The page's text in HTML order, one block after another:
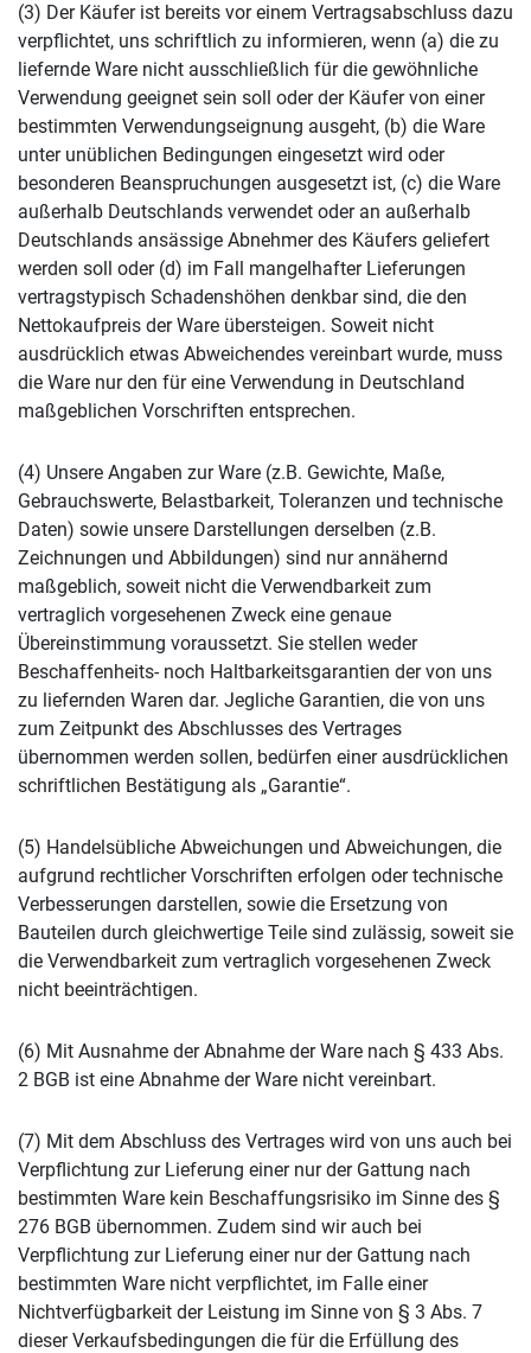
(3) Der Käufer ist bereits vor einem Vertragsabschluss dazu
verpflichtet, uns schriftlich zu informieren, wenn (a) die zu
liefernde Ware nicht ausschließlich für die gewöhnliche
Verwendung geeignet sein soll oder der Käufer von einer
bestimmten Verwendungseignung ausgeht, (b) die Ware
unter unüblichen Bedingungen eingesetzt wird oder
besonderen Beanspruchungen ausgesetzt ist, (c) die Ware
außerhalb Deutschlands verwendet oder an außerhalb
Deutschlands ansässige Abnehmer des Käufers geliefert
werden soll oder (d) im Fall mangelhafter Lieferungen
vertragstypisch Schadenshöhen denkbar sind, die den
Nettokaufpreis der Ware übersteigen. Soweit nicht
ausdrücklich etwas Abweichendes vereinbart wurde, muss
die Ware nur den für eine Verwendung in Deutschland
maßgeblichen Vorschriften entsprechen.
(4) Unsere Angaben zur Ware (z.B. Gewichte, Maße,
Gebrauchswerte, Belastbarkeit, Toleranzen und technische
Daten) sowie unsere Darstellungen derselben (z.B.
Zeichnungen und Abbildungen) sind nur annähernd
maßgeblich, soweit nicht die Verwendbarkeit zum
vertraglich vorgesehenen Zweck eine genaue
Übereinstimmung voraussetzt. Sie stellen weder
Beschaffenheits- noch Haltbarkeitsgarantien der von uns
zu liefernden Waren dar. Jegliche Garantien, die von uns
zum Zeitpunkt des Abschlusses des Vertrages
übernommen werden sollen, bedürfen einer ausdrücklichen
schriftlichen Bestätigung als „Garantie“.
(5) Handelsübliche Abweichungen und Abweichungen, die
aufgrund rechtlicher Vorschriften erfolgen oder technische
Verbesserungen darstellen, sowie die Ersetzung von
Bauteilen durch gleichwertige Teile sind zulässig, soweit sie
die Verwendbarkeit zum vertraglich vorgesehenen Zweck
nicht beeinträchtigen.
(6) Mit Ausnahme der Abnahme der Ware nach § 433 Abs.
2 BGB ist eine Abnahme der Ware nicht vereinbart.
(7) Mit dem Abschluss des Vertrages wird von uns auch bei
Verpflichtung zur Lieferung einer nur der Gattung nach
bestimmten Ware kein Beschaffungsrisiko im Sinne des §
276 BGB übernommen. Zudem sind wir auch bei
Verpflichtung zur Lieferung einer nur der Gattung nach
bestimmten Ware nicht verpflichtet, im Falle einer
Nichtverfügbarkeit der Leistung im Sinne von § 3 Abs. 7
dieser Verkaufsbedingungen die für die Erfüllung des